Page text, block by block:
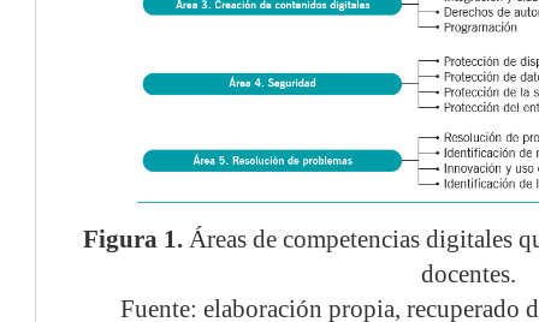
Figura 1. Áreas de competencias digitales
docentes.
Fuente: elaboración propia, recuperado